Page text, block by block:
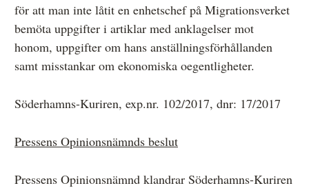
Instruktion för Allmänhetens Medieombudsman
Anmälan och beslut
Så här gör du en anmälan
Fyll i din anmälan
för att man inte låtit en enhetschef på Migrationsverket
bemöta uppgifter i artiklar med anklagelser mot
honom, uppgifter om hans anställningsförhållanden
samt misstankar om ekonomiska oegentligheter.
Söderhamns-Kuriren, exp.nr. 102/2017, dnr: 17/2017
Pressens Opinionsnämnds beslut
Pressens Opinionsnämnd klandrar Söderhamns-Kuriren